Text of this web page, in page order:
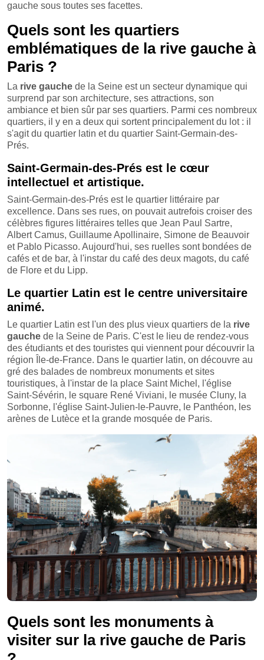
gauche sous toutes ses facettes.
Quels sont les quartiers
emblématiques de la rive gauche à
Paris ?
La rive gauche de la Seine est un secteur dynamique qui
surprend par son architecture, ses attractions, son
ambiance et bien sûr par ses quartiers. Parmi ces nombreux
quartiers, il y en a deux qui sortent principalement du lot : il
s'agit du quartier latin et du quartier Saint-Germain-des-
Prés.
Saint-Germain-des-Prés est le cœur
intellectuel et artistique.
Saint-Germain-des-Prés est le quartier littéraire par
excellence. Dans ses rues, on pouvait autrefois croiser des
célèbres figures littéraires telles que Jean Paul Sartre,
Albert Camus, Guillaume Apollinaire, Simone de Beauvoir
et Pablo Picasso. Aujourd'hui, ses ruelles sont bondées de
cafés et de bar, à l'instar du café des deux magots, du café
de Flore et du Lipp.
Le quartier Latin est le centre universitaire
animé.
Le quartier Latin est l'un des plus vieux quartiers de la rive
gauche de la Seine de Paris. C'est le lieu de rendez-vous
des étudiants et des touristes qui viennent pour découvrir la
région Île-de-France. Dans le quartier latin, on découvre au
gré des balades de nombreux monuments et sites
touristiques, à l'instar de la place Saint Michel, l'église
Saint-Sévérin, le square René Viviani, le musée Cluny, la
Sorbonne, l'église Saint-Julien-le-Pauvre, le Panthéon, les
arènes de Lutèce et la grande mosquée de Paris.
Quels sont les monuments à
visiter sur la rive gauche de Paris